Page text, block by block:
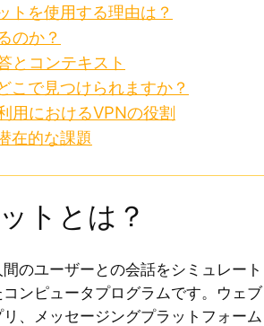
トを使用する理由は？
のか？
とコンテキスト
こで見つけられますか？
用におけるVPNの役割
在的な課題
トとは？
のユーザーとの会話をシミュレート
ンピュータプログラムです。ウェブ
、メッセージングプラットフォーム